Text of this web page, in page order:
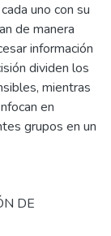
uno con su
de manera
información
dividen los
mientras
en
grupos en un
DE